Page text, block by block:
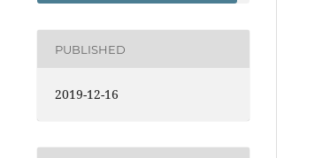
PUBLISHED
2019-12-16